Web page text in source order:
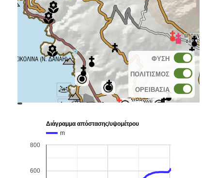
ΦΥΣΗ
ΠΟΛΙΤΙΣΜΟΣ
ΟΡΕΙΒΑΣΙΑ
Διάγραμμα απόστασης/υψομέτρου
m
600
800